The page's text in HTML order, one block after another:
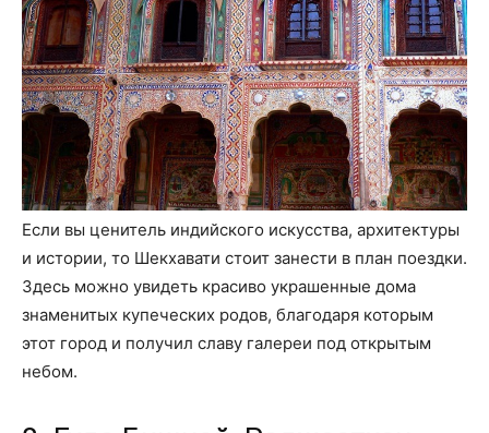
Если вы ценитель индийского искусства, архитектуры
и истории, то Шекхавати стоит занести в план поездки.
Здесь можно увидеть красиво украшенные дома
знаменитых купеческих родов, благодаря которым
этот город и получил славу галереи под открытым
небом.